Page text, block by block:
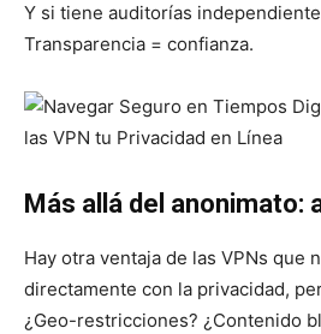
Y si tiene auditorías
Transparencia = confianza.
Más allá del anonimato:
Hay otra ventaja de las VPNs que
directamente con la privacidad,
¿Geo-restricciones? ¿Contenido